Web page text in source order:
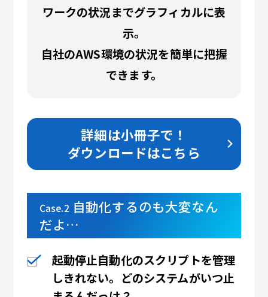
ワークの状況までグラフィカルに表
示。
自社のAWS環境の状況を簡単に把握
できます。
詳細は小冊子で！
ダウンロードはこちら
Case.2 自動化するのも大変なん
だよ…
起動停止自動化のスクリプトを管理
しきれない。どのシステムがいつ止